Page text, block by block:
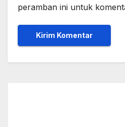
peramban ini untuk